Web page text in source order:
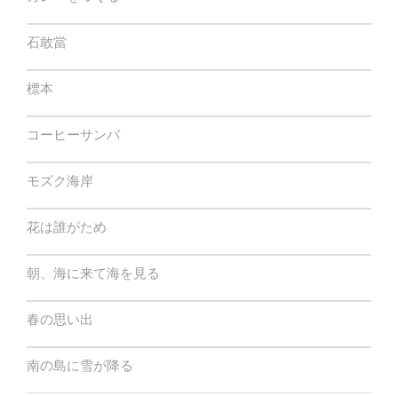
石敢當
標本
コーヒーサンバ
モズク海岸
花は誰がため
朝、海に来て海を見る
春の思い出
南の島に雪が降る